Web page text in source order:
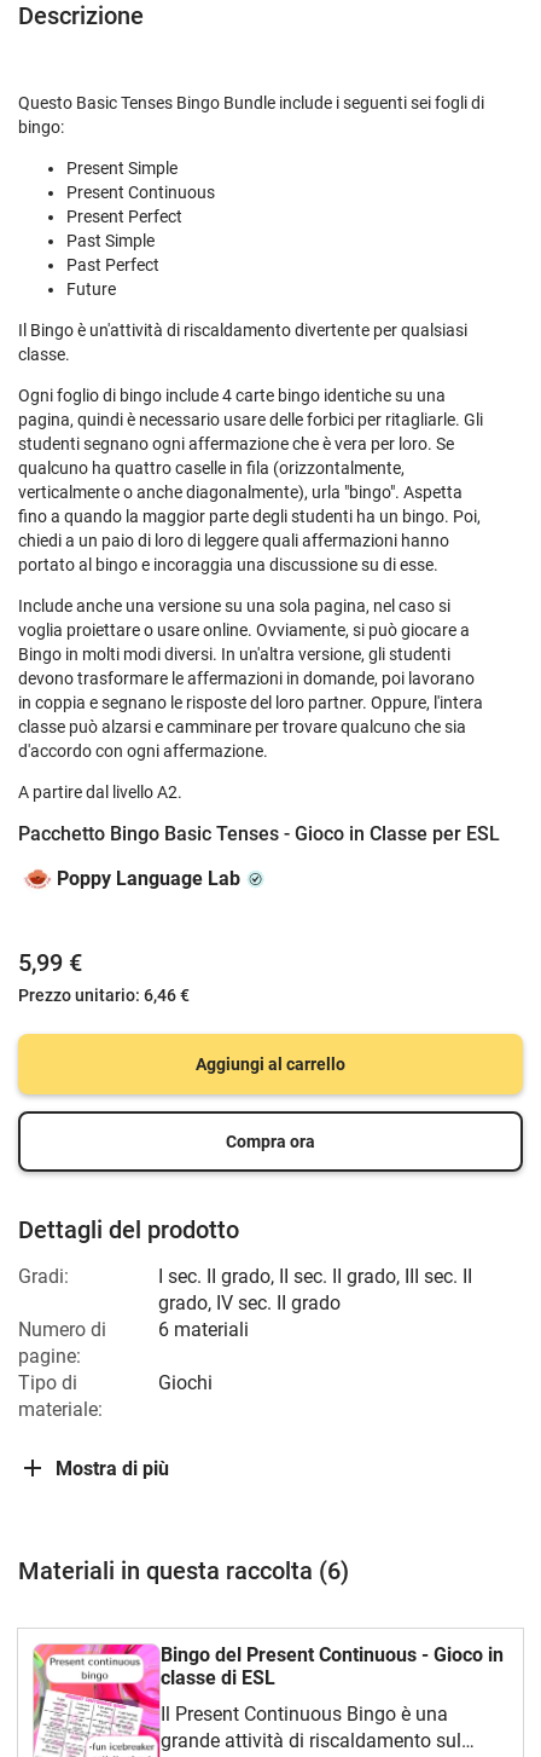
Descrizione
Questo Basic Tenses Bingo Bundle include i seguenti sei fogli di
bingo:
Present Simple
Present Continuous
Present Perfect
Past Simple
Past Perfect
Future
Il Bingo è un'attività di riscaldamento divertente per qualsiasi
classe.
Ogni foglio di bingo include 4 carte bingo identiche su una
pagina, quindi è necessario usare delle forbici per ritagliarle. Gli
studenti segnano ogni affermazione che è vera per loro. Se
qualcuno ha quattro caselle in fila (orizzontalmente,
verticalmente o anche diagonalmente), urla "bingo". Aspetta
fino a quando la maggior parte degli studenti ha un bingo. Poi,
chiedi a un paio di loro di leggere quali affermazioni hanno
portato al bingo e incoraggia una discussione su di esse.
Include anche una versione su una sola pagina, nel caso si
voglia proiettare o usare online. Ovviamente, si può giocare a
Bingo in molti modi diversi. In un'altra versione, gli studenti
devono trasformare le affermazioni in domande, poi lavorano
in coppia e segnano le risposte del loro partner. Oppure, l'intera
classe può alzarsi e camminare per trovare qualcuno che sia
d'accordo con ogni affermazione.
A partire dal livello A2.
Pacchetto Bingo Basic Tenses - Gioco in Classe per ESL
Poppy Language Lab
5,99 €
Prezzo unitario: 6,46 €
Aggiungi al carrello
Compra ora
Dettagli del prodotto
Gradi: I sec. II grado, II sec. II grado, III sec. II
grado, IV sec. II grado
Numero di
pagine:
6 materiali
Tipo di
materiale:
Giochi
Mostra di più
Materiali in questa raccolta (6)
Bingo del Present Continuous - Gioco in
classe di ESL
Il Present Continuous Bingo è una
grande attività di riscaldamento sul